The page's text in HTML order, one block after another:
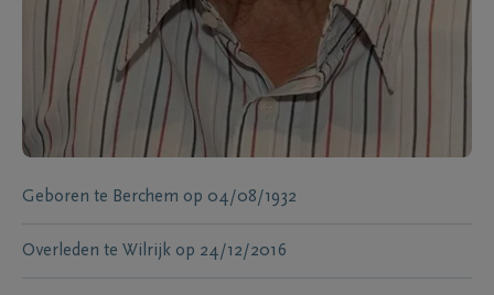
Geboren te Berchem op 04/08/1932
Overleden te Wilrijk op 24/12/2016